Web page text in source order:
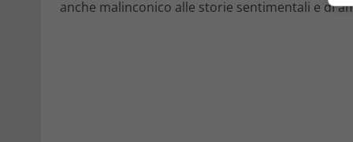
anche malinconico alle storie sentimentali e di